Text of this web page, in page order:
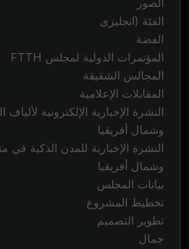
الصور
الفئة (انجليزى
الفضة
المؤتمرات الدولية لمجلس FTTH
المجالس الشقيقة
المقابلات الإعلامية
النشرة الإخبارية الإلكترونية
وشمال أفريقيا
النشرة الإخبارية للمدن الذكية
وشمال أفريقيا
بيانات المجلس
تخطيط المشروع
تطوير التصميم
جمال